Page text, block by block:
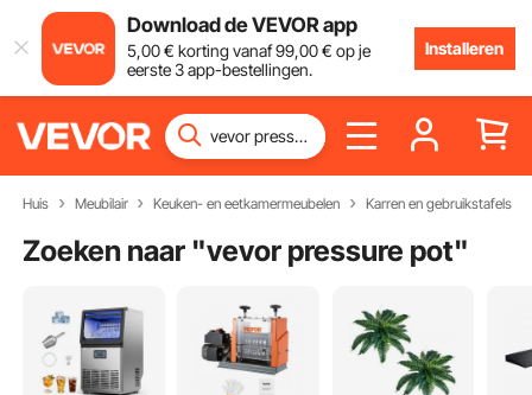
Download de VEVOR app
5,00€ korting vanaf99,00€ op je
eerste 3 app-bestellingen.
Installeren
Huis Meubilair Keuken- en eetkamermeubelen Karren en gebruikstafels
Zoeken naar "vevor pressure pot"